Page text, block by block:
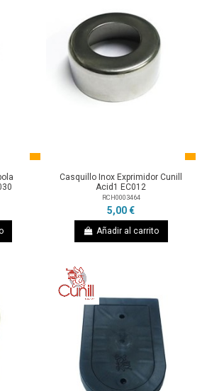
Casquillo Inox Exprimidor Cunill
Acid1 EC012
RCH0003464
5,00 €
Añadir al carrito